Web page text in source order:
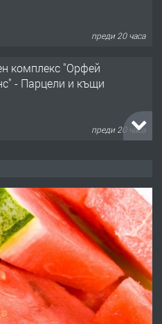
преди 20 часа
комплекс "Орфей
- Парцели и къщи
преди 20 часа
преди 20 часа
жилище за жена
0889 537 426
преди 20 часа